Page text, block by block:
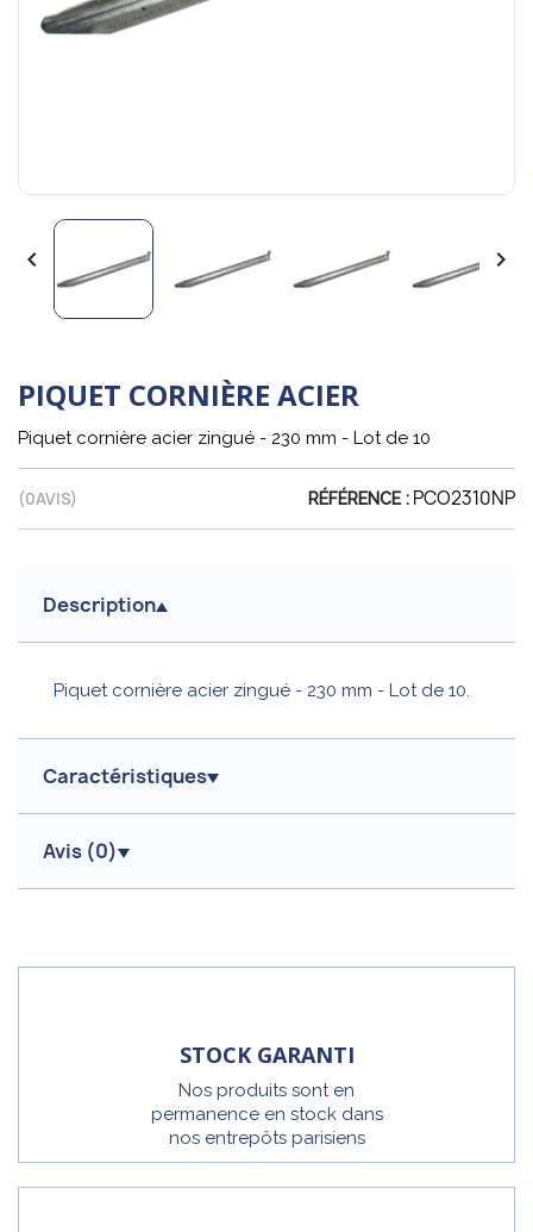
 
PIQUET CORNIÈRE ACIER
Piquet cornière acier zingué - 230 mm - Lot de 10
(0AVIS) RÉFÉRENCE : PCO2310NP
Description
Piquet cornière acier zingué - 230 mm - Lot de 10.
Caractéristiques
Avis (0)
STOCK GARANTI
Nos produits sont en
permanence en stock dans
nos entrepôts parisiens